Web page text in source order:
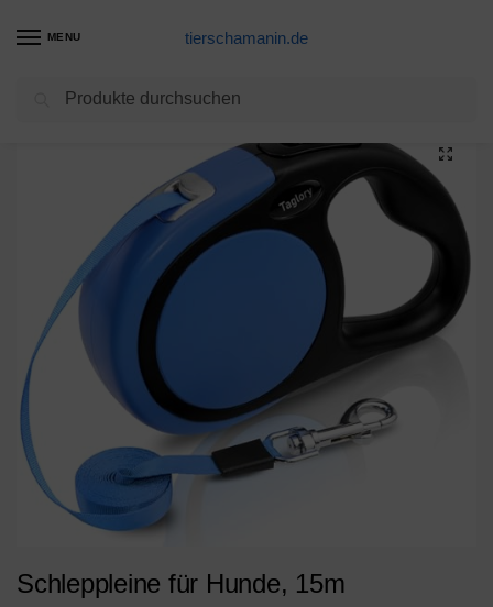
MENU tierschamanin.de
Hundeleinen Produkte / Schleppleine für Hunde, 15m Hundeleine – ÜbungsleineTrainingsleine Langlaufleine
Schleppleine für Hunde, 15m